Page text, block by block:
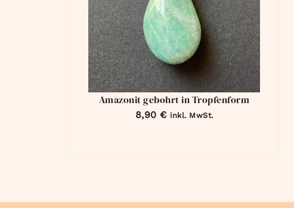
Amazonit gebohrt in Tropfenform
8,90 € inkl. MwSt.